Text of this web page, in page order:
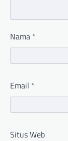
Nama *
Email *
Situs Web